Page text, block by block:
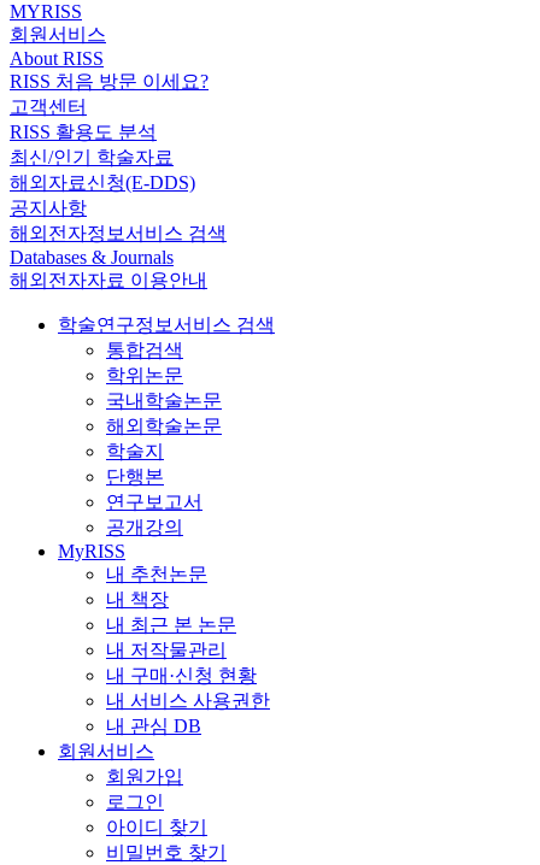
MYRISS
회원서비스
About RISS
RISS 처음 방문 이세요?
고객센터
RISS 활용도 분석
최신/인기 학술자료
해외자료신청(E-DDS)
공지사항
해외전자정보서비스 검색
Databases & Journals
해외전자자료 이용안내
학술연구정보서비스 검색
통합검색
학위논문
국내학술논문
해외학술논문
학술지
단행본
연구보고서
공개강의
MyRISS
내 추천논문
내 책장
내 최근 본 논문
내 저작물관리
내 구매·신청 현황
내 서비스 사용권한
내 관심 DB
회원서비스
회원가입
로그인
아이디 찾기
비밀번호 찾기